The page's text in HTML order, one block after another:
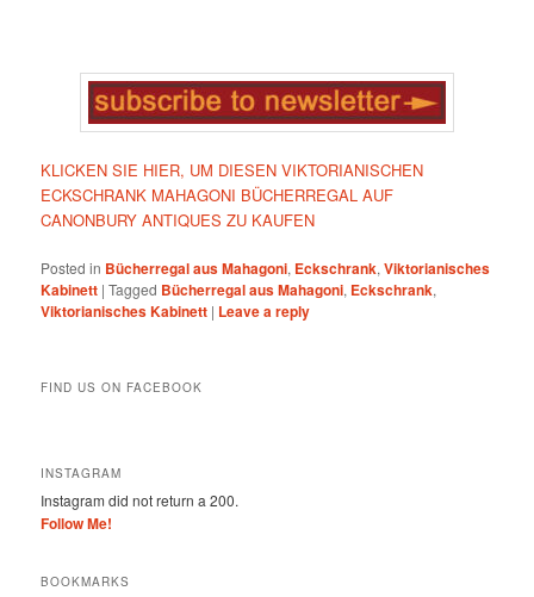
KLICKEN SIE HIER, UM DIESEN VIKTORIANISCHEN
ECKSCHRANK MAHAGONI BÜCHERREGAL AUF
CANONBURY ANTIQUES ZU KAUFEN
Posted in Bücherregal aus Mahagoni, Eckschrank,Viktorianisches
Kabinett |Tagged Bücherregal aus Mahagoni, Eckschrank,
Viktorianisches Kabinett | Leave a reply
FIND US ON FACEBOOK
INSTAGRAM
Instagram did not return a 200.
Follow Me!
BOOKMARKS